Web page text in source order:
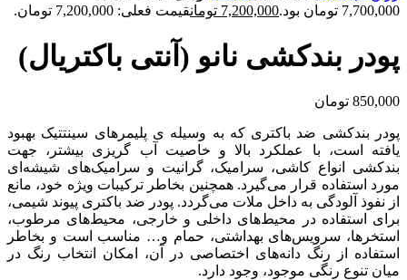
7,700,000 تومان بود.
7,200,000 تومانقیمت فعلی: 7,200,000 تومان.
پودر بندکشی نانو (آنتی باکتریال)
850,000 تومان
پودر بندکشی ضد باکتری که به وسیله ی پلیمرهای سینتتیک بهبود
یافته است، با عملکرد بالا و خاصیت آب گریزی بیشتر، جهت
بندکشی انواع کاشی، سرامیک، گرانیت و سرامیک‌های شیشه‌ای
مورد استفاده قرار می‌گیرد. همچنین بخاطر ترکیبات ویژه خود، مانع
از نفوذ آلودگی به داخل ملات می‌گردد. پودر ضد باکتری پیوند شیمی،
برای استفاده در محیط‌های داخلی و خارجی، محیط‌های مرطوب،
استخرها، سرویس‌های بهداشتی، حمام و… مناسب است و بخاطر
استفاده از رنگ دانه‌های اختصاصی در آن، امکان انتخاب رنگ در
میان تنوع رنگی موجود، وجود دارد.